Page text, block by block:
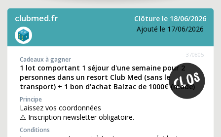
clubmed.fr
Clôture le 18/06/2026
Ajouté le 17/06/2026
370805
Cadeaux à gagner
1 lot comportant 1 séjour d'une semaine pour 2
personnes dans un resort Club Med (sans le
transport) + 1 bon d'achat Balzac de 1000€ (mode)
Principe
Laissez vos coordonnées
⚠️ Inscription newsletter obligatoire.
Conditions